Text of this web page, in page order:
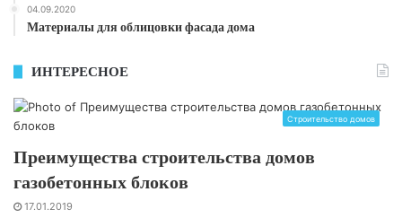
04.09.2020
Материалы для облицовки фасада дома
ИНТЕРЕСНОЕ
Строительство домов
Преимущества строительства домов
газобетонных блоков
17.01.2019